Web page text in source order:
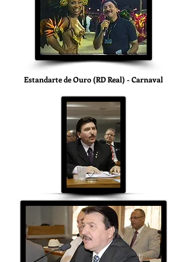
Estandarte de Ouro (RD Real) - Carnaval